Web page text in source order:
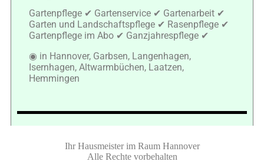
Gartenpflege ✔ Gartenservice ✔ Gartenarbeit ✔
Garten und Landschaftspflege ✔ Rasenpflege ✔
Gartenpflege im Abo ✔ Ganzjahrespflege ✔
◉ in Hannover, Garbsen, Langenhagen,
Isernhagen, Altwarmbüchen, Laatzen,
Hemmingen
Ihr Hausmeister im Raum Hannover
Alle Rechte vorbehalten